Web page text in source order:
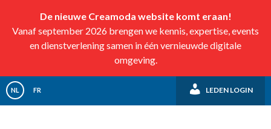
De nieuwe Creamoda website komt eraan!
Vanaf september 2026 brengen we kennis, expertise, events
en dienstverlening samen in één vernieuwde digitale
omgeving.
NL FR LEDEN LOGIN